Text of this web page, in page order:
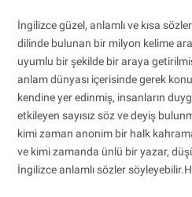
İngilizce güzel, anlamlı ve kısa
dilinde bulunan bir milyon kelime
uyumlu bir şekilde bir araya
anlam dünyası içerisinde gerek
kendine yer edinmiş, insanların
etkileyen sayısız söz ve deyiş
kimi zaman anonim bir halk
ve kimi zamanda ünlü bir yazar,
İngilizce anlamlı sözler